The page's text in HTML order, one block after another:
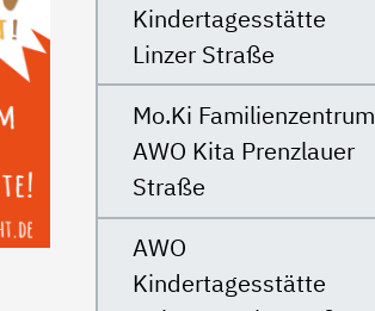
Kindertagesstätte
Linzer Straße
Mo.Ki Familienzentrum
AWO Kita Prenzlauer
Straße
AWO
Kindertagesstätte